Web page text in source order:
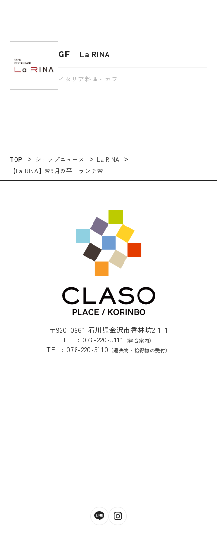
GF La RINA
イタリア料理・カフェ
TOP ショップニュース
La RINA
【La RINA】🌸9月の平日ランチ🌸
〒920-0961 石川県金沢市香林坊2-1-1
TEL : 076-220-5111
（総合案内）
TEL : 076-220-5110 （遺失物・拾得物の受付）